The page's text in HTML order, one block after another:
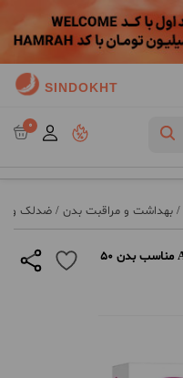
SINDOKHT
0
/ بهداشت و مراقبت بدن / ضدلک و
کرم روشن کننده آیچون بیوتی Aichun Beauty مناسب بدن 50